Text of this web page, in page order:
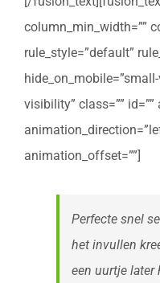
column_min_width=””
rule_style=”default”
visibility” class=””
animation_offset=””]
Perfecte snel
het invullen
een uurtje later